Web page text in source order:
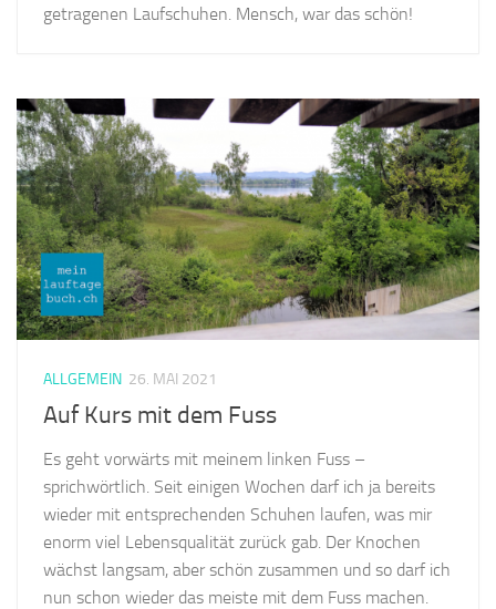
getragenen Laufschuhen. Mensch, war das schön!
ALLGEMEIN 26. MAI 2021
Auf Kurs mit dem Fuss
Es geht vorwärts mit meinem linken Fuss –
sprichwörtlich. Seit einigen Wochen darf ich ja bereits
wieder mit entsprechenden Schuhen laufen, was mir
enorm viel Lebensqualität zurück gab. Der Knochen
wächst langsam, aber schön zusammen und so darf ich
nun schon wieder das meiste mit dem Fuss machen.